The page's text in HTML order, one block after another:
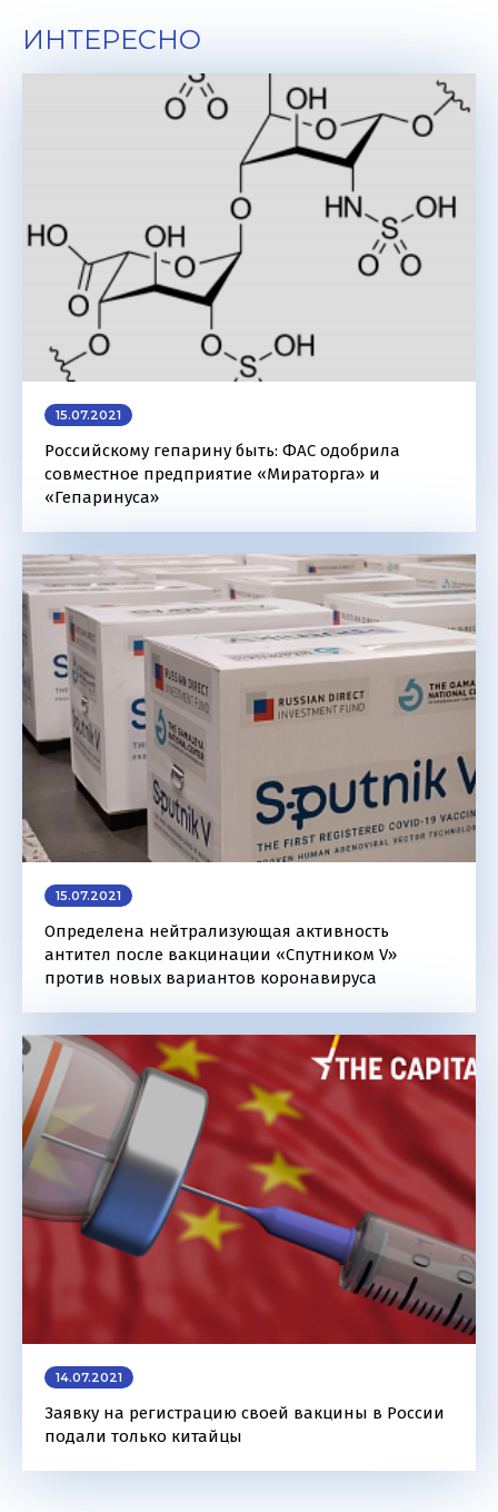
ИНТЕРЕСНО
15.07.2021
Российскому гепарину быть: ФАС одобрила
совместное предприятие «Мираторга» и
«Гепаринуса»
15.07.2021
Определена нейтрализующая активность
антител после вакцинации «Спутником V»
против новых вариантов коронавируса
14.07.2021
Заявку на регистрацию своей вакцины в России
подали только китайцы